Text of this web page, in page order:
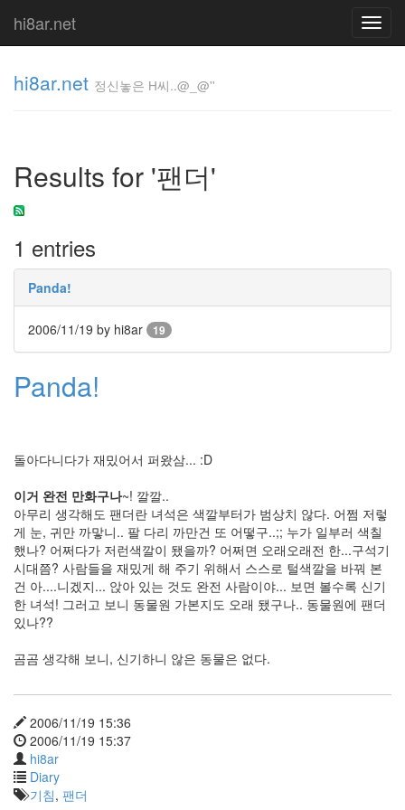
hi8ar.net
hi8ar.net 정신놓은 H씨..@_@''
Results for '팬더'
1 entries
Panda!
2006/11/19 by hi8ar 19
Panda!
돌아다니다가 재밌어서 퍼왔삼... :D
이거 완전 만화구나~! 깔깔..
아무리 생각해도 팬더란 녀석은 색깔부터가 범상치 않다. 어쩜 저렇
게 눈, 귀만 까맣니.. 팔 다리 까만건 또 어떻구..;; 누가 일부러 색칠
했나? 어쩌다가 저런색깔이 됐을까? 어쩌면 오래오래전 한...구석기
시대쯤? 사람들을 재밌게 해 주기 위해서 스스로 털색깔을 바꿔 본
건 아....니겠지... 앉아 있는 것도 완전 사람이야... 보면 볼수록 신기
한 녀석! 그러고 보니 동물원 가본지도 오래 됐구나.. 동물원에 팬더
있나??
곰곰 생각해 보니, 신기하니 않은 동물은 없다.
2006/11/19 15:36
2006/11/19 15:37
hi8ar
Diary
기침, 팬더
씨..@_@''
Tag
Cloud
침
Presto
거
애
플
짱
책
extension
에
터
New
Kids
On
The
Block